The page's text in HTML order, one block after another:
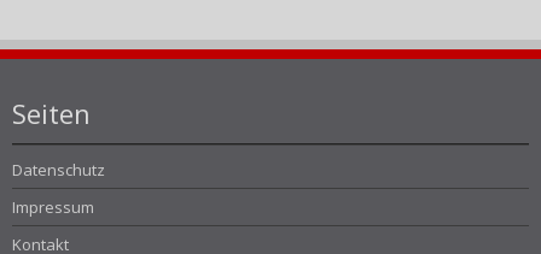
Seiten
Datenschutz
Impressum
Kontakt